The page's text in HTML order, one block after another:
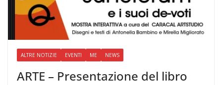
ALTRE NOTIZIE EVENTI ME NEWS
ARTE – Presentazione del libro